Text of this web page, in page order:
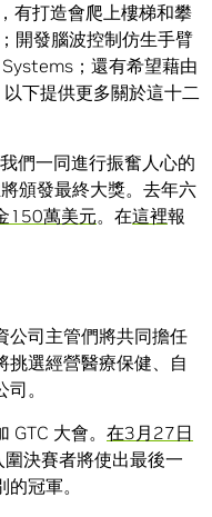
有打造會爬上樓梯和攀
開發腦波控制仿生手臂
；還有希望藉由
下提供更多關於這十二
們一同進行振奮人心的
頒發最終大獎。去年六
150萬美元。在這裡報
公司主管們將共同擔任
挑選經營醫療保健、自
。
大會。 在3月27日
圍決賽者將使出最後一
冠軍。